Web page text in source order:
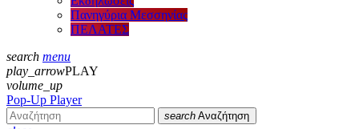
Πανηγύρια Μεσσηνίας
ΠΕΛΑΤΕΣ
search menu
play_arrowPLAY
volume_up
Pop-Up Player
search Αναζήτηση